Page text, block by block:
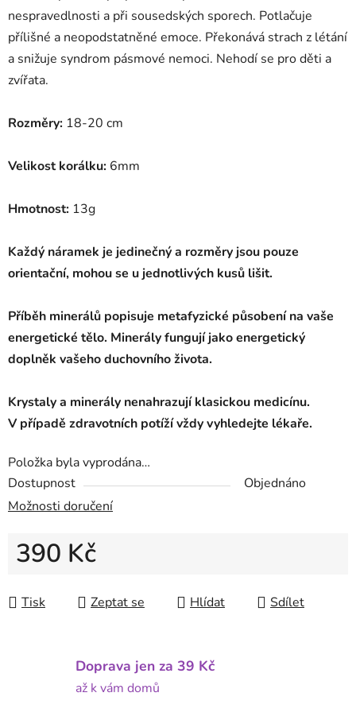
nespravedlnosti a při sousedských sporech. Potlačuje
přílišné a neopodstatněné emoce. Překonává strach z létání
a snižuje syndrom pásmové nemoci. Nehodí se pro děti a
zvířata.
Rozměry: 18-20 cm
Velikost korálku: 6mm
Hmotnost: 13g
Každý náramek je jedinečný a rozměry jsou pouze
orientační, mohou se u jednotlivých kusů lišit.
Příběh minerálů popisuje metafyzické působení na vaše
energetické tělo. Minerály fungují jako energetický
doplněk vašeho duchovního života.
Krystaly a minerály nenahrazují klasickou medicínu.
V případě zdravotních potíží vždy vyhledejte lékaře.
Položka byla vyprodána…
Dostupnost
Objednáno
Možnosti doručení
390 Kč
Tisk
Zeptat se Hlídat Sdílet
Doprava jen za 39 Kč
až k vám domů